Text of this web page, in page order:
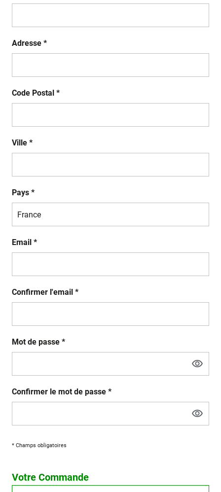
Adresse *
Code Postal *
Ville *
Pays *
Email *
Confirmer l'email *
Mot de passe *
Confirmer le mot de passe *
* Champs obligatoires
Votre Commande